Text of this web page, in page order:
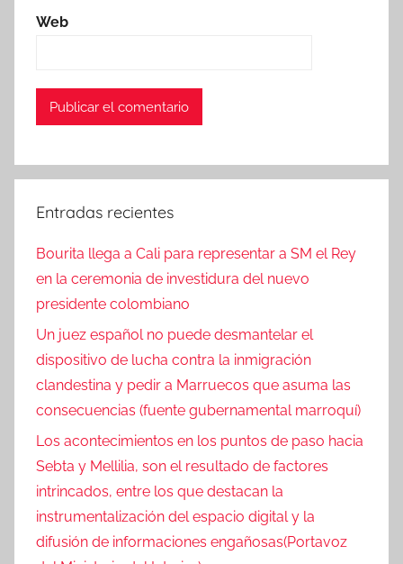
Web
Entradas recientes
Bourita llega a Cali para representar a SM el Rey
en la ceremonia de investidura del nuevo
presidente colombiano
Un juez español no puede desmantelar el
dispositivo de lucha contra la inmigración
clandestina y pedir a Marruecos que asuma las
consecuencias (fuente gubernamental marroquí)
Los acontecimientos en los puntos de paso hacia
Sebta y Mellilia, son el resultado de factores
intrincados, entre los que destacan la
instrumentalización del espacio digital y la
difusión de informaciones engañosas(Portavoz